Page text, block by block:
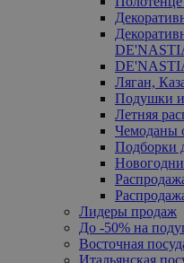
Ляган,
Подушки и
Летняя
Чемоданы
Подборки
Лидеры продаж
До -50% на
Восточная
Итальянская